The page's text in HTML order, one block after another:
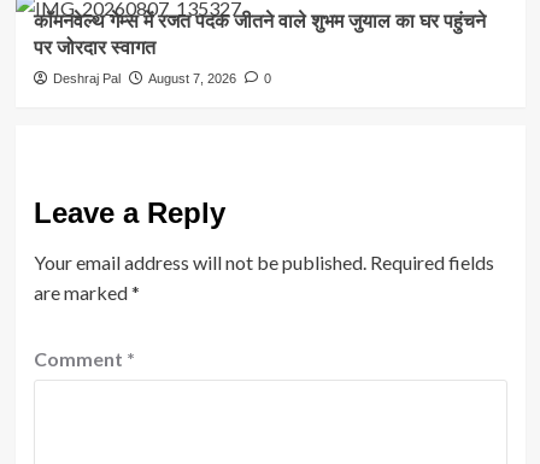
कॉमनवेल्थ गेम्स में रजत पदक जीतने वाले शुभम जुयाल का घर पहुंचने
पर जोरदार स्वागत
Deshraj Pal August 7, 2026 0
Leave a Reply
Your email address will not be published. Required fields
are marked*
Comment *